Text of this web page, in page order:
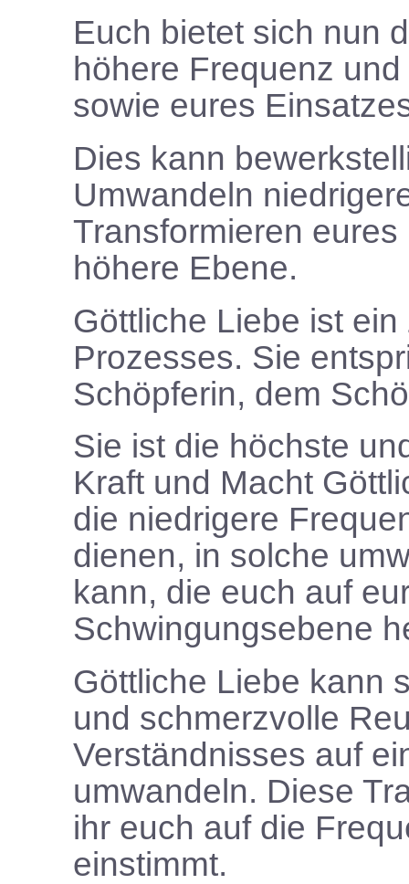
Euch bietet sich nun
höhere Frequenz
sowie eures
Dies kann
Umwandeln
Transformieren
höhere Ebene.
Göttliche Liebe ist
Prozesses. Sie
Schöpferin, dem
Sie ist die höchste
Kraft und Macht
die niedrigere
dienen, in solche
kann, die euch auf
Schwingungsebene
Göttliche Liebe kann
und schmerzvolle
Verständnisses auf
umwandeln. Diese
ihr euch auf die
einstimmt.